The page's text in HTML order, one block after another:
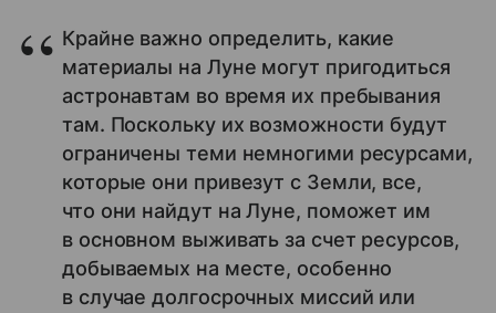
Крайне важно определить, какие
материалы на Луне могут пригодиться
астронавтам во время их пребывания
там. Поскольку их возможности будут
ограничены теми немногими ресурсами,
которые они привезут с Земли, все,
что они найдут на Луне, поможет им
в основном выживать за счет ресурсов,
добываемых на месте, особенно
в случае долгосрочных миссий или